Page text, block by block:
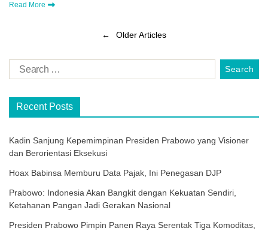
Read More
← Older Articles
Recent Posts
Kadin Sanjung Kepemimpinan Presiden Prabowo yang Visioner
dan Berorientasi Eksekusi
Hoax Babinsa Memburu Data Pajak, Ini Penegasan DJP
Prabowo: Indonesia Akan Bangkit dengan Kekuatan Sendiri,
Ketahanan Pangan Jadi Gerakan Nasional
Presiden Prabowo Pimpin Panen Raya Serentak Tiga Komoditas,